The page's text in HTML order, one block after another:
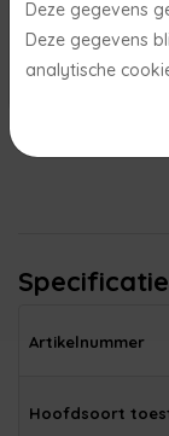
Fire tools
Log stopper
Form plate
Artikelnummer
Hoofdsoort
het is zomer! In
augustus 2026 is
afspraak
Deze gegevens
Deze gegevens
analytische